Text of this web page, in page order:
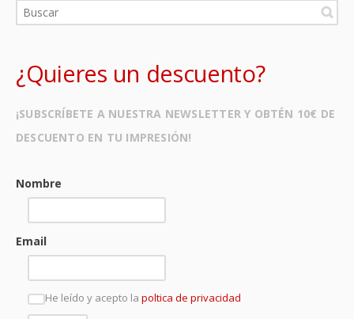
¿Quieres un descuento?
¡SUBSCRÍBETE A NUESTRA NEWSLETTER Y OBTÉN 10€ DE
DESCUENTO EN TU IMPRESIÓN!
Nombre
Email
He leído y acepto la poltica de privacidad